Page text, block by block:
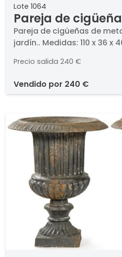
Lote 1064
Pareja de
pintado para
Pareja de cigüeñas de
jardín.. Medidas: 110 x 36 x
Precio salida 240 €
vendido por 240 €